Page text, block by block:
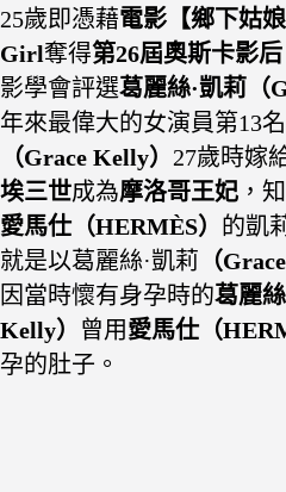
25歲即憑藉電影【鄉下姑
Girl奪得第26屆奧斯卡影后
影學會評選葛麗絲·凱莉（
年來最偉大的女演員第13名
（Grace Kelly） 27歲時嫁
埃三世成為摩洛哥王妃 ，
愛馬仕（HERMÈS） 的凱
就是以葛麗絲·凱莉 （
因當時懷有身孕時的葛麗
Kelly） 曾用愛馬仕（
孕的肚子。